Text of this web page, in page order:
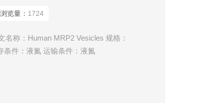
浏览量： 1724
称：Human MRP2 Vesicles 规格：
条件：液氮 运输条件：液氮